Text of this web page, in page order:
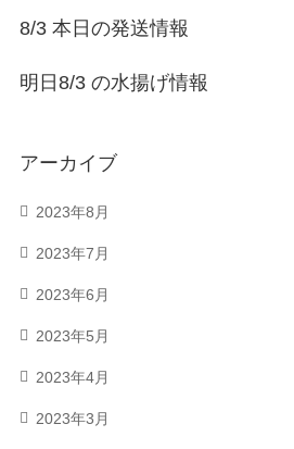
8/3 本日の発送情報
明日8/3 の水揚げ情報
アーカイブ
2023年8月
2023年7月
2023年6月
2023年5月
2023年4月
2023年3月